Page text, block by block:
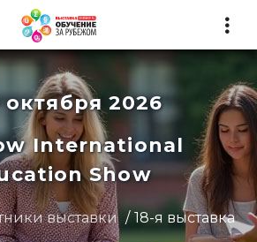
октября 2026
International
Show
выставки 18-я выставка